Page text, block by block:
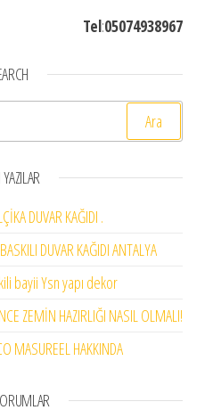
Tel:05074938967
DUVAR KAĞIDI .
DUVAR KAĞIDI ANTALYA
bayii Ysn yapı dekor
ZEMİN HAZIRLIĞI NASIL OLMALI!
MASUREEL HAKKINDA